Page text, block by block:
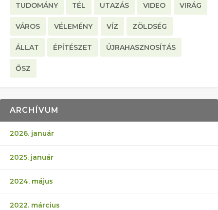
TUDOMÁNY TÉL UTAZÁS VIDEO VIRÁG
VÁROS VÉLEMÉNY VÍZ ZÖLDSÉG
ÁLLAT ÉPÍTÉSZET ÚJRAHASZNOSÍTÁS
ŐSZ
ARCHÍVUM
2026. január
2025. január
2024. május
2022. március